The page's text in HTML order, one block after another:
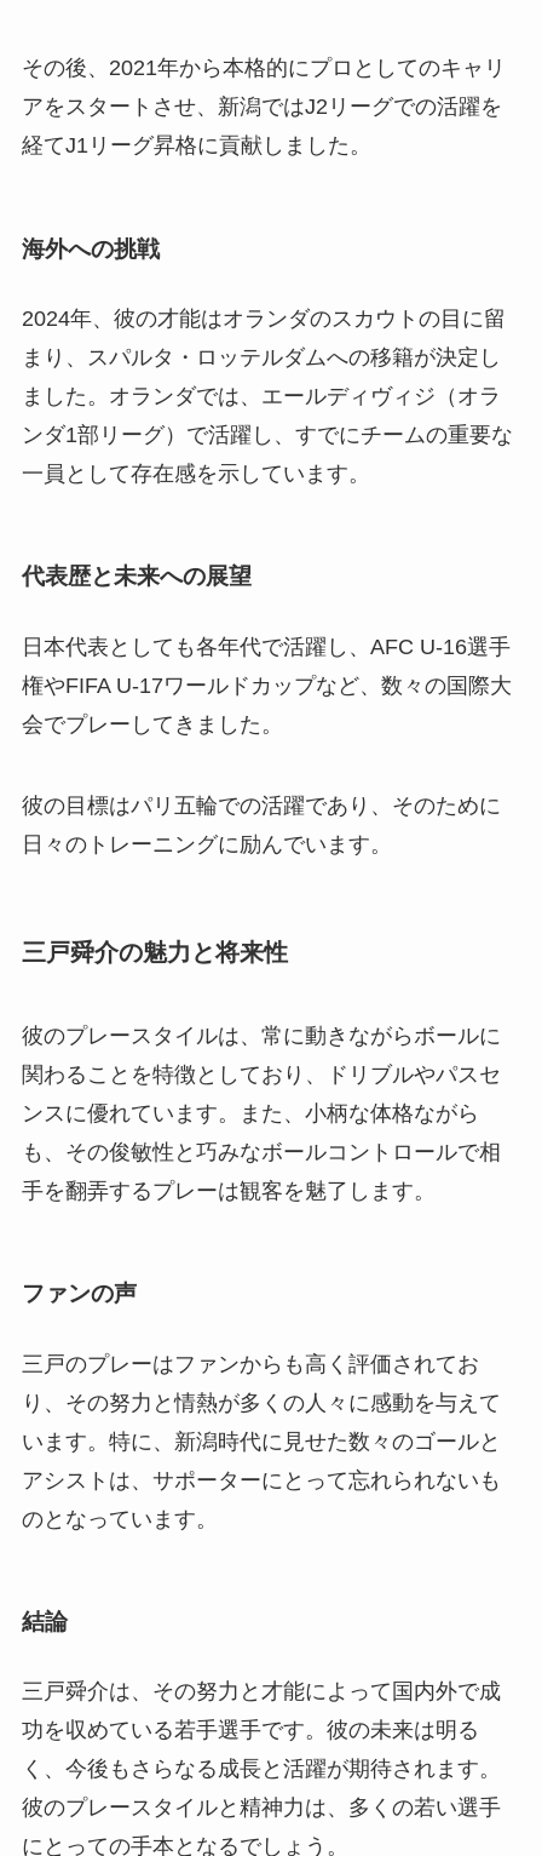
その後、2021年から本格的にプロとしてのキャリ
アをスタートさせ、新潟ではJ2リーグでの活躍を
経てJ1リーグ昇格に貢献しました​​。
海外への挑戦
2024年、彼の才能はオランダのスカウトの目に留
まり、スパルタ・ロッテルダムへの移籍が決定し
ました。オランダでは、エールディヴィジ（オラ
ンダ1部リーグ）で活躍し、すでにチームの重要な
一員として存在感を示しています。
代表歴と未来への展望
日本代表としても各年代で活躍し、AFC U-16選手
権やFIFA U-17ワールドカップなど、数々の国際大
会でプレーしてきました。
彼の目標はパリ五輪での活躍であり、そのために
日々のトレーニングに励んでいます​。
三戸舜介の魅力と将来性
彼のプレースタイルは、常に動きながらボールに
関わることを特徴としており、ドリブルやパスセ
ンスに優れています。また、小柄な体格ながら
も、その俊敏性と巧みなボールコントロールで相
手を翻弄するプレーは観客を魅了します。
ファンの声
三戸のプレーはファンからも高く評価されてお
り、その努力と情熱が多くの人々に感動を与えて
います。特に、新潟時代に見せた数々のゴールと
アシストは、サポーターにとって忘れられないも
のとなっています。
結論
三戸舜介は、その努力と才能によって国内外で成
功を収めている若手選手です。彼の未来は明る
く、今後もさらなる成長と活躍が期待されます。
彼のプレースタイルと精神力は、多くの若い選手
にとっての手本となるでしょう。